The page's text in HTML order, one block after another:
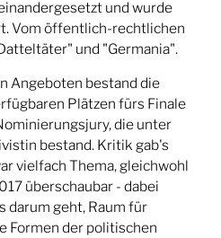
und wurde
Vom öffentlich-rechtlichen
und "Germania".
Angeboten bestand die
Plätzen fürs Finale
die unter
bestand. Kritik gab's
vielfach Thema, gleichwohl
überschaubar - dabei
darum geht, Raum für
Formen der politischen